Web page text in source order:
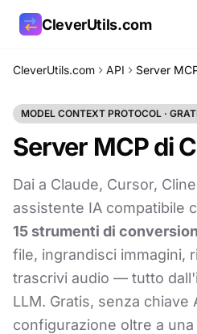
CleverUtils.com
CleverUtils.com API Server
MODEL CONTEXT PROTOCOL ·
Server MCP di
Dai a Claude, Cursor,
assistente IA compatibile
15 strumenti di
file, ingrandisci immagini,
trascrivi audio — tutto
LLM. Gratis, senza chiave
configurazione oltre a una
Copia link
Email